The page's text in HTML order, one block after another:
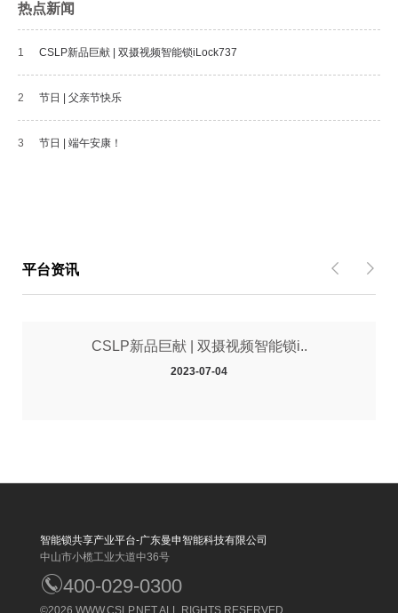
热点新闻
1 CSLP新品巨献 | 双摄视频智能锁iLock737
2 节日 | 父亲节快乐
3 节日 | 端午安康！
平台资讯
CSLP新品巨献 | 双摄视频智能锁i..
2023-07-04
智能锁共享产业平台-广东曼申智能科技有限公司
中山市小榄工业大道中36号
400-029-0300